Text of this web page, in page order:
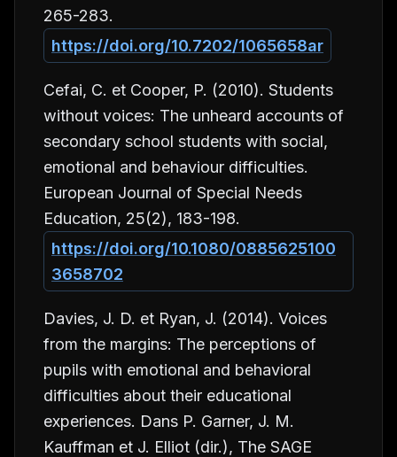
265-283.
https://doi.org/10.7202/1065658ar
Cefai, C. et Cooper, P. (2010). Students
without voices: The unheard accounts of
secondary school students with social,
emotional and behaviour difficulties.
European Journal of Special Needs
Education, 25(2), 183-198.
https://doi.org/10.1080/0885625100
3658702
Davies, J. D. et Ryan, J. (2014). Voices
from the margins: The perceptions of
pupils with emotional and behavioral
difficulties about their educational
experiences. Dans P. Garner, J. M.
Kauffman et J. Elliot (dir.), The SAGE